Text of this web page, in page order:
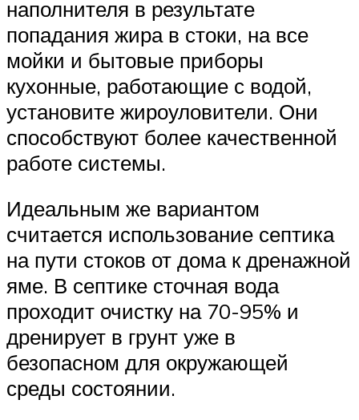
наполнителя в результате
попадания жира в стоки, на все
мойки и бытовые приборы
кухонные, работающие с водой,
установите жироуловители. Они
способствуют более качественной
работе системы.
Идеальным же вариантом
считается использование септика
на пути стоков от дома к дренажной
яме. В септике сточная вода
проходит очистку на 70-95% и
дренирует в грунт уже в
безопасном для окружающей
среды состоянии.